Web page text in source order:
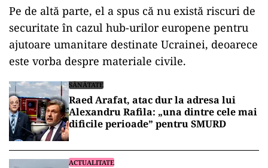
Pe de altă parte, el a spus că nu există riscuri de
securitate în cazul hub-urilor europene pentru
ajutoare umanitare destinate Ucrainei, deoarece
este vorba despre materiale civile.
SĂNĂTATE
Raed Arafat, atac dur la adresa lui
Alexandru Rafila: „una dintre cele mai
dificile perioade” pentru SMURD
ACTUALITATE